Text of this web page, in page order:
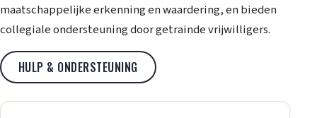
maatschappelijke erkenning en waardering, en bieden
collegiale ondersteuning door getrainde vrijwilligers.
HULP & ONDERSTEUNING